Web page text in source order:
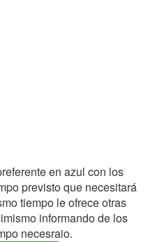
en azul con los
previsto que necesitará
tiempo le ofrece otras
informando de los
necesraio.